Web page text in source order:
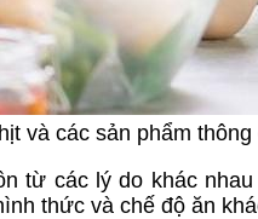
và các sản phẩm
từ các lý do khác
thức và chế độ ăn